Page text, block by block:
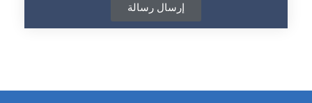
إرسال رسالة